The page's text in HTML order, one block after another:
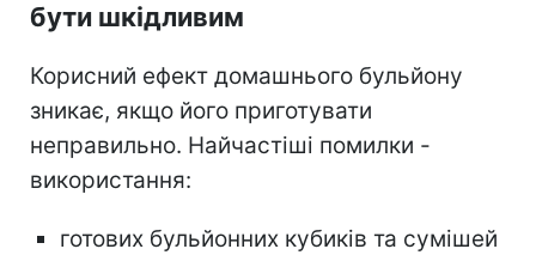
бути шкідливим
Корисний ефект домашнього бульйону
зникає, якщо його приготувати
неправильно. Найчастіші помилки -
використання:
готових бульйонних кубиків та сумішей